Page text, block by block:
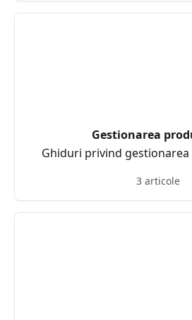
Gestionarea
Ghiduri privind
3 articole